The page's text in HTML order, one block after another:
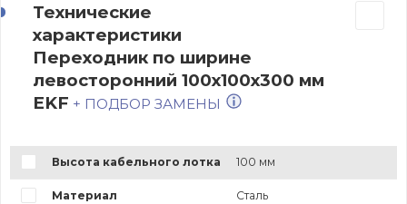
Технические
характеристики
Переходник по ширине
левосторонний 100х100х300 мм
EKF + ПОДБОР ЗАМЕНЫ
Высота кабельного лотка 100 мм
Материал Сталь